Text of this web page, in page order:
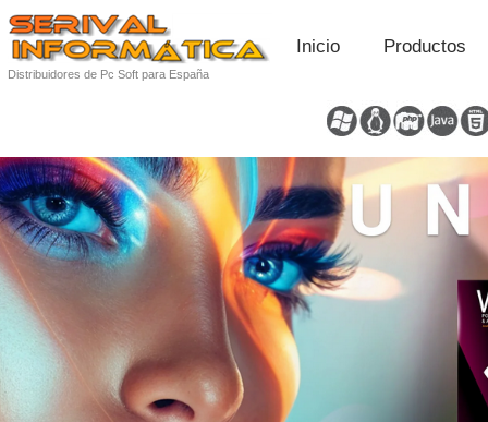
Distribuidores de Pc Soft para España
Inicio Productos